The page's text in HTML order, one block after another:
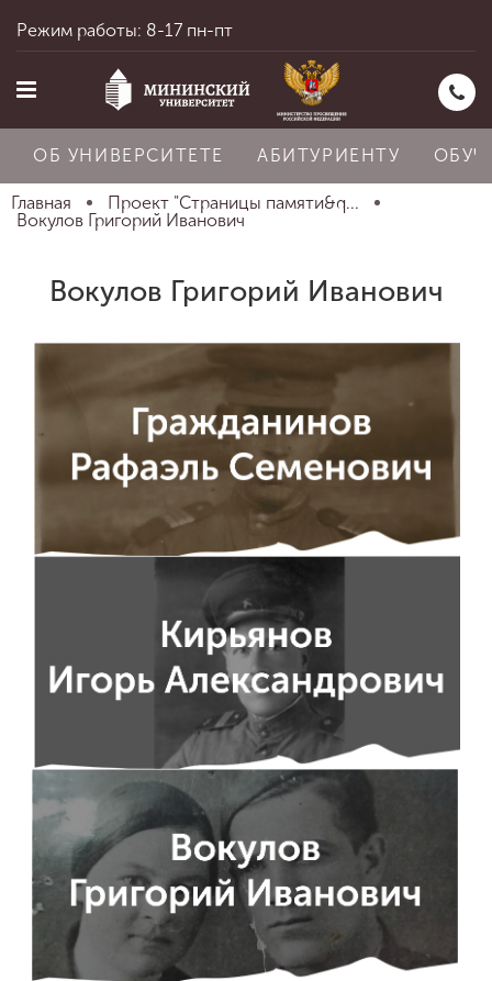
Об университете
Абитуриенту
Обучение
Наука
Международная
деятельность
Другие виды
деятельности
Студенческая жизнь
Сведения об
образовательной
организации
Режим работы: 8-17 пн-пт
ОБ УНИВЕРСИТЕТЕ АБИТУРИЕНТУ
Главная
Проект "Страницы памяти&q...
Вокулов Григорий Иванович
Вокулов Григорий Иванович